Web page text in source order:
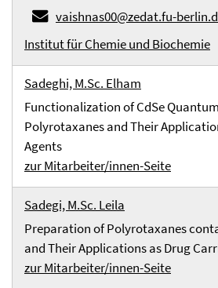
vaishnas00@zedat.fu-
Institut für Chemie und Biochemie
Sadeghi, M.Sc. Elham
Functionalization of CdSe
Polyrotaxanes and Their
Agents
zur Mitarbeiter/innen-Seite
Sadegi, M.Sc. Leila
Preparation of Polyrotaxanes
and Their Applications as Drug
zur Mitarbeiter/innen-Seite